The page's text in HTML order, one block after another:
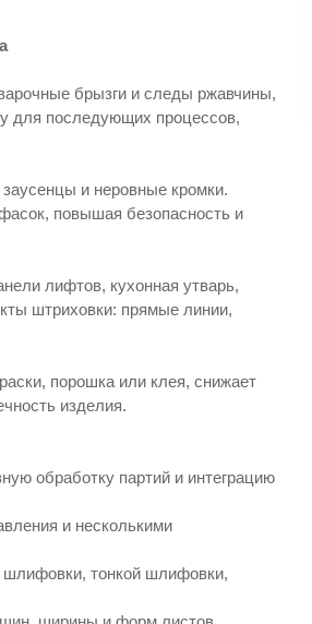
брызги и следы ржавчины,
для последующих процессов,
и неровные кромки.
повышая безопасность и
лифтов, кухонная утварь,
штриховки: прямые линии,
порошка или клея, снижает
изделия.
обработку партий и интеграцию
и несколькими
шлифовки, тонкой шлифовки,